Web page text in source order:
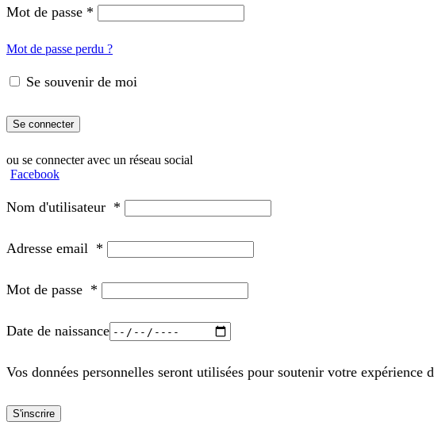
Mot de passe *
Mot de passe perdu ?
Se souvenir de moi
Se connecter
ou se connecter avec un réseau social
Facebook
Nom d'utilisateur *
Adresse email *
Mot de passe *
Date de naissance
Vos données personnelles seront utilisées pour soutenir votre expérience
S'inscrire